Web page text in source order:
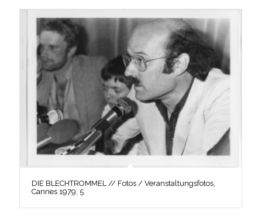
DIE BLECHTROMMEL // Fotos / Veranstaltungsfotos,
Cannes 1979, 5